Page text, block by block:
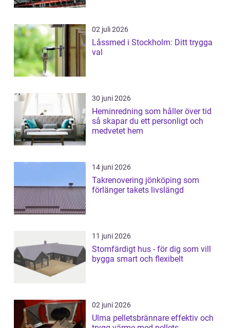
02 juli 2026
Låssmed i Stockholm: Ditt trygga
val
30 juni 2026
Heminredning som håller över tid
så skapar du ett personligt och
medvetet hem
14 juni 2026
Takrenovering jönköping som
förlänger takets livslängd
11 juni 2026
Stomfärdigt hus - för dig som vill
bygga smart och flexibelt
02 juni 2026
Ulma pelletsbrännare effektiv och